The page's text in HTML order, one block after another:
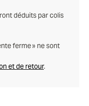
déduits par colis
ferme » ne sont
et de retour.